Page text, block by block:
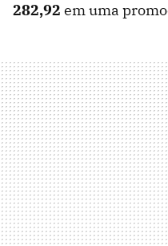
282,92 em uma